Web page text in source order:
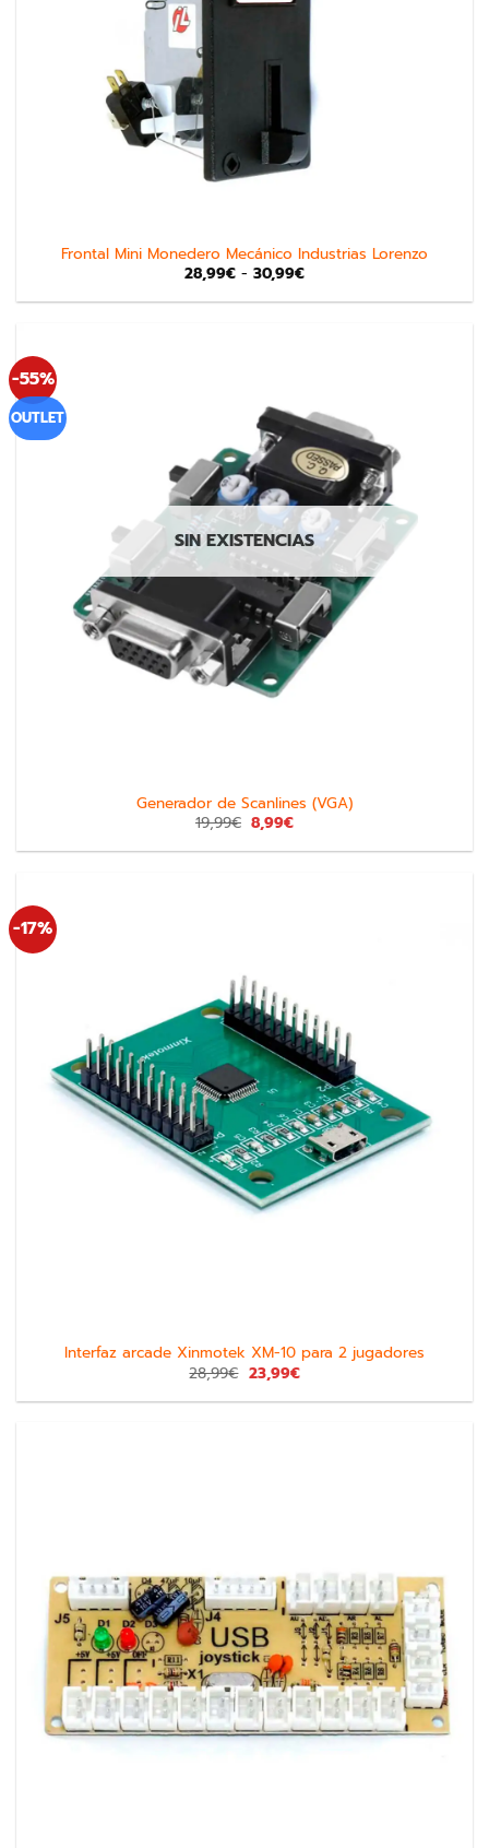
Frontal Mini Monedero Mecánico Industrias Lorenzo
28,99€ - 30,99€
-55%
OUTLET
SIN EXISTENCIAS
Generador de Scanlines (VGA)
19,99€ 8,99€
-17%
Interfaz arcade Xinmotek XM-10 para 2 jugadores
28,99€ 23,99€